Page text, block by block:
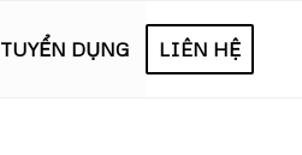
TUYỂN DỤNG LIÊN HỆ